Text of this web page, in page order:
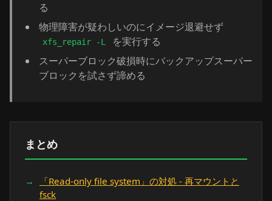
る
物理障害が疑わしいのにイメージ退避せず
xfs_repair -L
を実行する
スーパーブロック破損時にバックアップスーパー
ブロックを試さず諦める
まとめ
「Read-only file system」の対処 - 再マウントと
fsck